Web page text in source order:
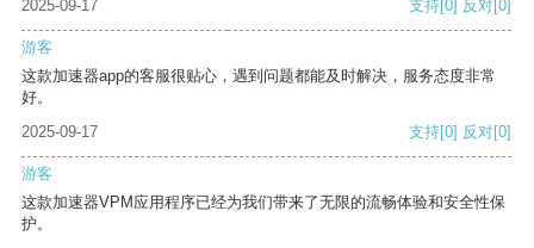
2025-09-17 支持[0] 反对[0]
游客
这款加速器app的客服很贴心，遇到问题都能及时解决，服务态度非常
好。
2025-09-17
支持[0] 反对[0]
游客
这款加速器VPM应用程序已经为我们带来了无限的流畅体验和安全性保
护。